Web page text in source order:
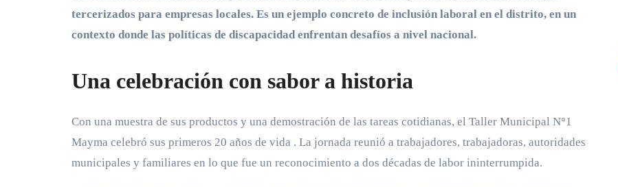
tercerizados para empresas locales. Es un ejemplo concreto de inclusión laboral en el distrito, en un
contexto donde las políticas de discapacidad enfrentan desafíos a nivel nacional.
Una celebración con sabor a historia
Con una muestra de sus productos y una demostración de las tareas cotidianas, el Taller Municipal N°1
Mayma celebró sus primeros 20 años de vida . La jornada reunió a trabajadores, trabajadoras, autoridades
municipales y familiares en lo que fue un reconocimiento a dos décadas de labor ininterrumpida.